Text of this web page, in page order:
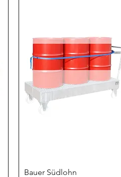
Schnellansicht
Bauer Südlohn